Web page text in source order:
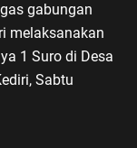
gabungan
melaksanakan
1 Suro di Desa
Sabtu